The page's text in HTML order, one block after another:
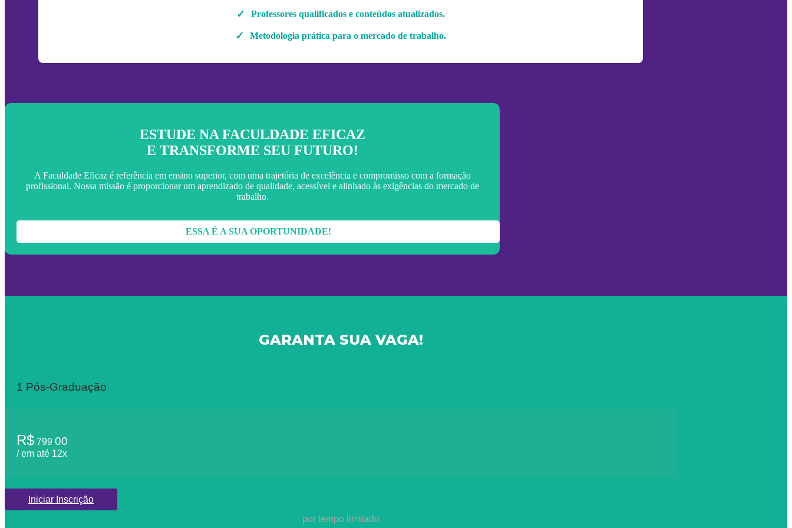
Professores qualificados e conteúdos atualizados.
Metodologia prática para o mercado de trabalho.
ESTUDE NA FACULDADE EFICAZ
E TRANSFORME SEU FUTURO!
A Faculdade Eficaz é referência em ensino superior, com uma trajetória de excelência e compromisso com a formação
profissional. Nossa missão é proporcionar um aprendizado de qualidade, acessível e alinhado às exigências do mercado de
trabalho.
ESSA É A SUA OPORTUNIDADE!
GARANTA SUA VAGA!
1 Pós-Graduação
R$ 799 00
/ em até 12x
Iniciar Inscrição
por tempo limitado